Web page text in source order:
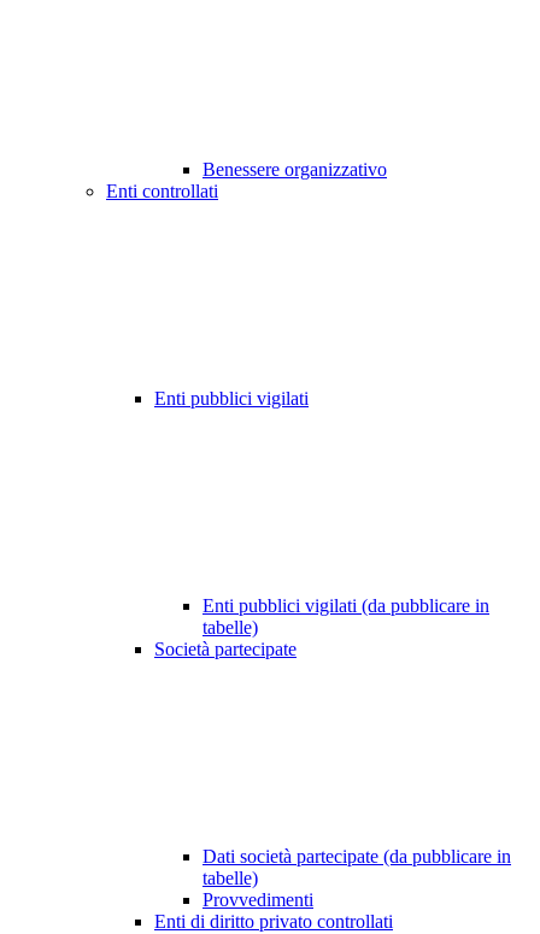
Benessere organizzativo
Enti controllati
Enti pubblici vigilati
Enti pubblici vigilati (da pubblicare in
tabelle)
Società partecipate
Dati società partecipate (da pubblicare in
tabelle)
Provvedimenti
Enti di diritto privato controllati